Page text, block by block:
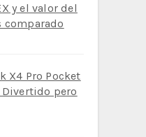
y el valor del
comparado
X4 Pro Pocket
Divertido pero